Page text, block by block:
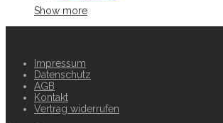
Show more
Impressum
Datenschutz
AGB
Kontakt
Vertrag widerrufen